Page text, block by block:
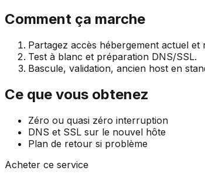
Comment ça marche
Partagez accès hébergement actuel et
Test à blanc et préparation DNS/SSL.
Bascule, validation, ancien host en
Ce que vous obtenez
Zéro ou quasi zéro interruption
DNS et SSL sur le nouvel hôte
Plan de retour si problème
Acheter ce service